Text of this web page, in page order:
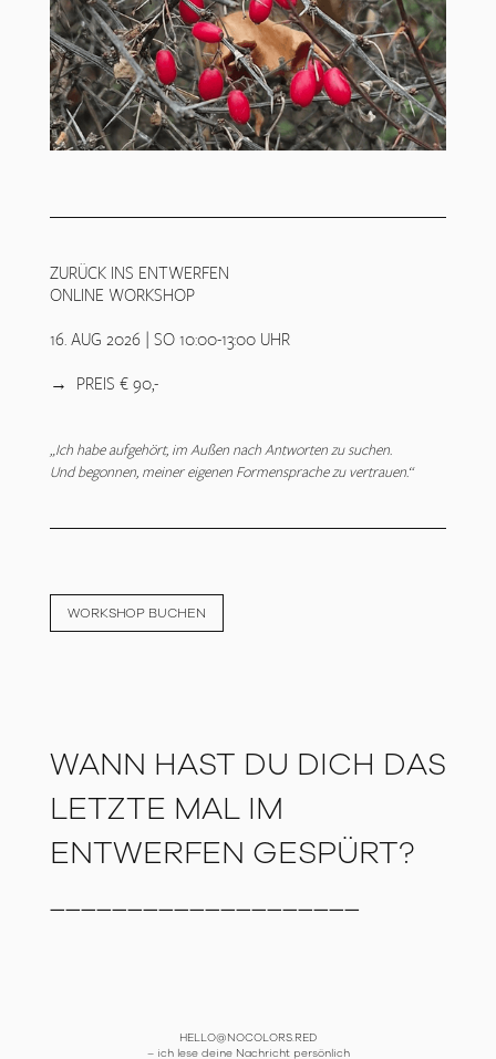
ZURÜCK INS ENTWERFEN
ONLINE WORKSHOP
16. AUG 2026 | SO 10:00-13:00 UHR
→ PREIS € 90,-
„Ich habe aufgehört, im Außen nach Antworten zu suchen.
Und begonnen, meiner eigenen Formensprache zu vertrauen.“
WORKSHOP BUCHEN
WANN HAST DU DICH DAS
LETZTE MAL IM
ENTWERFEN GESPÜRT?
____________________
HELLO@NOCOLORS.RED
– ich lese deine Nachricht persönlich